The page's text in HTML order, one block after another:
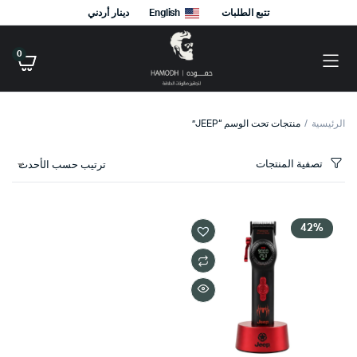
تتبع الطلبات English دينار أردني
0
الرئيسية منتجات تحت الوسم “JEEP”
تصفية المنتجات ترتيب حسب الأحدث
42%